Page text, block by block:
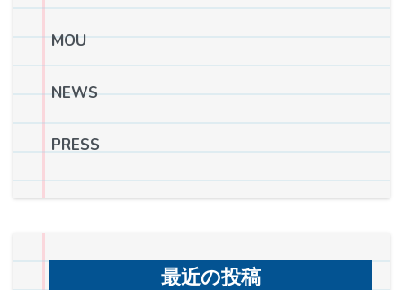
MOU
NEWS
PRESS
最近の投稿